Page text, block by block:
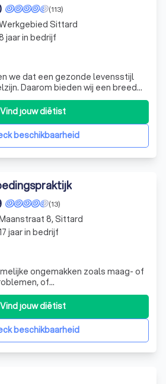
(113)
we dat een gezonde levensstijl
Daarom bieden wij een breed
producten die perfect passen
Onze producten zijn rijk aan
om jou te ondersteunen bij het
beschikbaarheid
Vind jouw diëtist
Sittard
jaar in bedrijf
(13)
ongemakken zoals maag- of
of
Vaak ligt de oorzaak hiervan
Als gespecialiseerd
ik u graag met het opsporen van
door middel van
beschikbaarheid
Vind jouw diëtist
8, Sittard
jaar in bedrijf